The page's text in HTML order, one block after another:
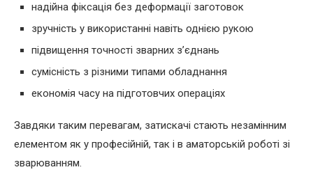
надійна фіксація без деформації заготовок
зручність у використанні навіть однією рукою
підвищення точності зварних з’єднань
сумісність з різними типами обладнання
економія часу на підготовчих операціях
Завдяки таким перевагам, затискачі стають незамінним
елементом як у професійній, так і в аматорській роботі зі
зварюванням.